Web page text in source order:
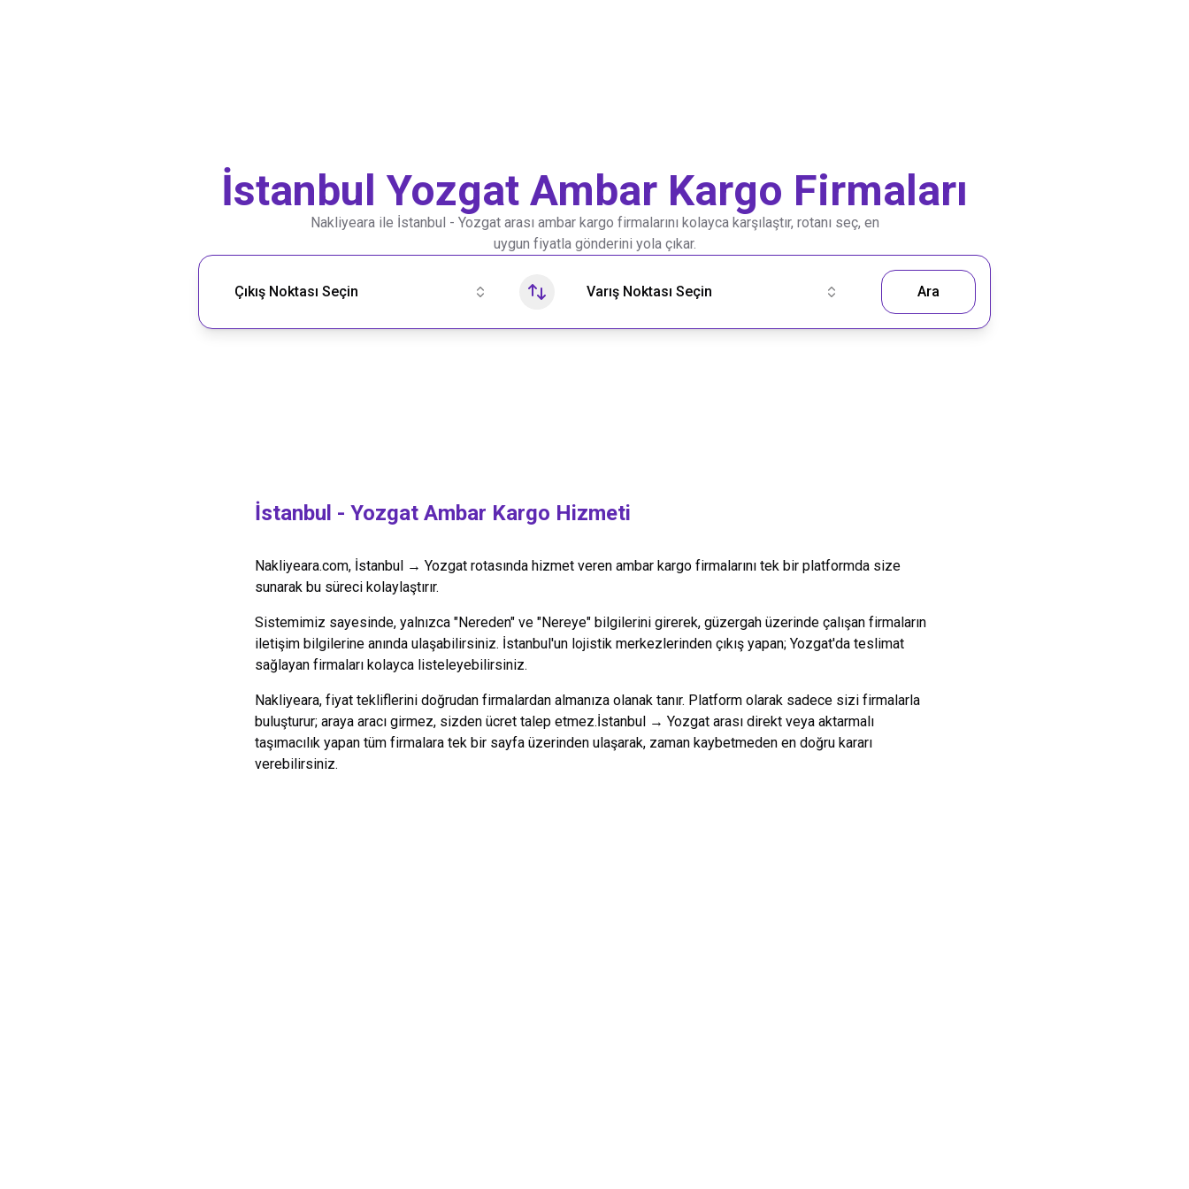
İstanbul Yozgat Ambar Kargo Firmaları
Nakliyeara ile İstanbul - Yozgatarası ambar kargo firmalarını kolayca karşılaştır, rotanı seç, en
uygun fiyatla gönderini yola çıkar.
Nakliye Rotası Ara
Çıkış Noktası Seçin
Varış Noktası Seçin Ara
İstanbul - Yozgat Ambar Kargo Hizmeti
Nakliyeara.com, İstanbul → Yozgat rotasında hizmet veren ambar kargo firmalarını tek bir platformda size
sunarak bu süreci kolaylaştırır.
Sistemimiz sayesinde, yalnızca "Nereden" ve "Nereye" bilgilerini girerek, güzergah üzerinde çalışan firmaların
iletişim bilgilerine anında ulaşabilirsiniz. İstanbul'un lojistik merkezlerinden çıkış yapan; Yozgat'da teslimat
sağlayan firmaları kolayca listeleyebilirsiniz.
Nakliyeara, fiyat tekliflerini doğrudan firmalardan almanıza olanak tanır. Platform olarak sadece sizi firmalarla
buluşturur; araya aracı girmez, sizden ücret talep etmez.İstanbul → Yozgat arası direkt veya aktarmalı
taşımacılık yapan tüm firmalara tek bir sayfa üzerinden ulaşarak, zaman kaybetmeden en doğru kararı
verebilirsiniz.